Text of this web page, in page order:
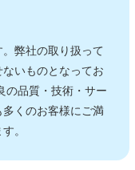
弊社の取り扱って
いものとなってお
の品質・技術・サー
くのお客様にご満
。